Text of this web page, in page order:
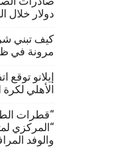
دولار خلال
كيف تبني
مرونة في ظل
إيلانو توقع
الأهلي لكرة
“قطرات
“المركزي
والوفد